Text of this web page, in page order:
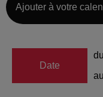
Ajouter à votre
Date
du
au